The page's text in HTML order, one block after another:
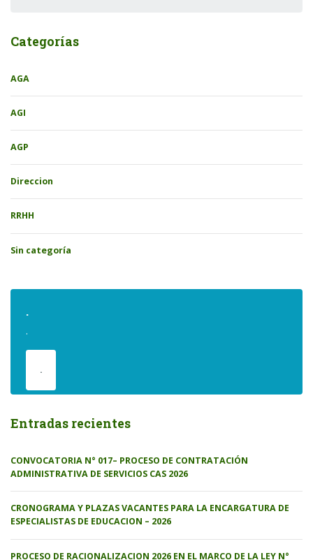
Categorías
AGA
AGI
AGP
Direccion
RRHH
Sin categoría
.
.
.
Entradas recientes
CONVOCATORIA N° 017– PROCESO DE CONTRATACIÓN
ADMINISTRATIVA DE SERVICIOS CAS 2026
CRONOGRAMA Y PLAZAS VACANTES PARA LA ENCARGATURA DE
ESPECIALISTAS DE EDUCACION – 2026
PROCESO DE RACIONALIZACION 2026 EN EL MARCO DE LA LEY N°